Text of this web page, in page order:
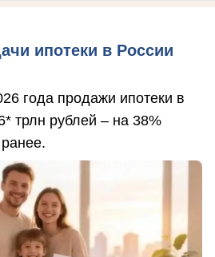
ипотеки в России
года продажи ипотеки в
трлн рублей – на 38%